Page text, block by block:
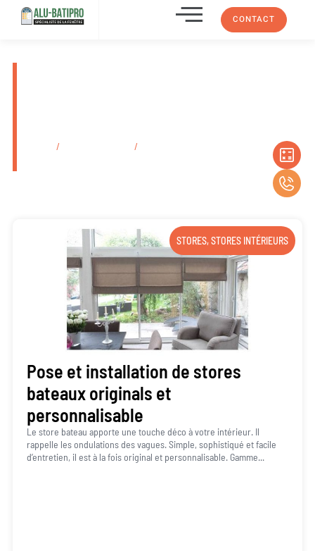
CONTACT
/ /
Prix pose de fenêtre à galandage sur
STORES,STORES INTÉRIEURS
Pose et installation de stores
bateaux originals et
personnalisable
Le store bateau apporte une touche déco à votre intérieur. Il
rappelle les ondulations des vagues. Simple, sophistiqué et facile
d’entretien, il est à la fois original et personnalisable. Gamme...